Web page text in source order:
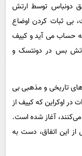
دونباس توسط ارتش
بی ثبات کردن اوضاع
حساب می آید و کییف
آتش بس در دونتسک و
تاریخی و مذهبی بی
وقوع تغییرات در اوکراین که کییف از
می‌کنند، آغاز شده است.
این اتفاق، دست به